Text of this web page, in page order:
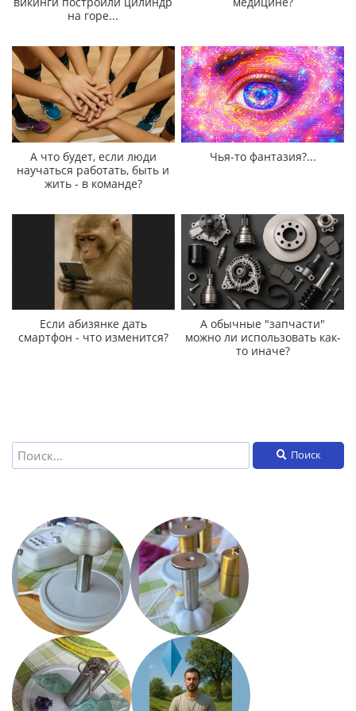
на горе...
А что будет, если люди
научаться работать, быть и
жить - в команде?
Чья-то фантазия?...
Если абизянке дать
смартфон - что изменится?
А обычные "запчасти"
можно ли использовать как-
то иначе?
Поиск